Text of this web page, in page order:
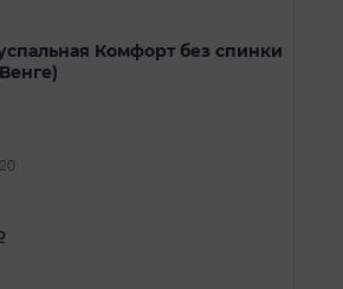
Комфорт без спинки